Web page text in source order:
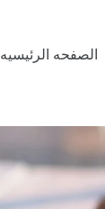
الصفحه الرئيسيه